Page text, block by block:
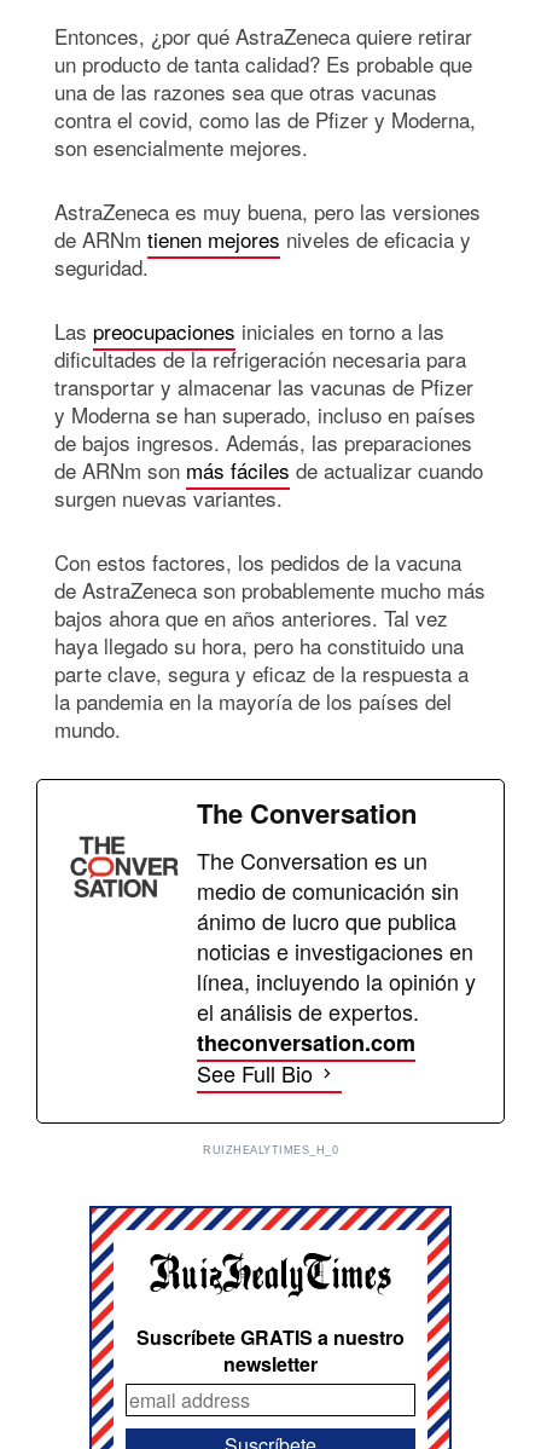
Entonces, ¿por qué AstraZeneca quiere retirar
un producto de tanta calidad? Es probable que
una de las razones sea que otras vacunas
contra el covid, como las de Pfizer y Moderna,
son esencialmente mejores.
AstraZeneca es muy buena, pero las versiones
de ARNm tienen mejores niveles de eficacia y
seguridad.
Las preocupaciones iniciales en torno a las
dificultades de la refrigeración necesaria para
transportar y almacenar las vacunas de Pfizer
y Moderna se han superado, incluso en países
de bajos ingresos. Además, las preparaciones
de ARNm son más fáciles de actualizar cuando
surgen nuevas variantes.
Con estos factores, los pedidos de la vacuna
de AstraZeneca son probablemente mucho más
bajos ahora que en años anteriores. Tal vez
haya llegado su hora, pero ha constituido una
parte clave, segura y eficaz de la respuesta a
la pandemia en la mayoría de los países del
mundo.
The Conversation
The Conversation es un
medio de comunicación sin
ánimo de lucro que publica
noticias e investigaciones en
línea, incluyendo la opinión y
el análisis de expertos.
theconversation.com
See Full Bio
RUIZHEALYTIMES_H_0
Suscríbete GRATIS a nuestro
newsletter